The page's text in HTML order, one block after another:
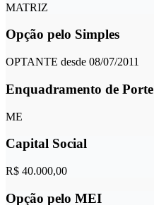
MATRIZ
Opção pelo Simples
OPTANTE desde 08/07/2011
Enquadramento de Porte
ME
Capital Social
R$ 40.000,00
Opção pelo MEI